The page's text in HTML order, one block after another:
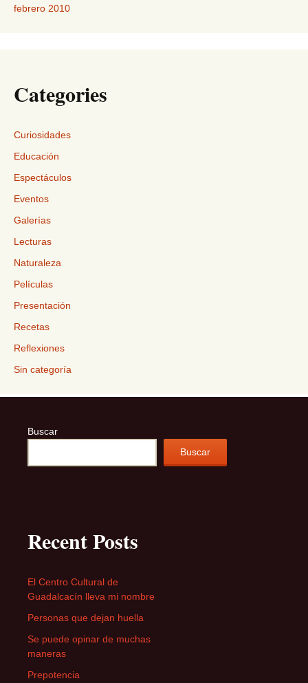
febrero 2010
Categories
Curiosidades
Educación
Espectáculos
Eventos
Galerías
Lecturas
Naturaleza
Películas
Presentación
Recetas
Reflexiones
Sin categoría
Buscar
Buscar
Recent Posts
El Centro Cultural de
Guadalcacín lleva mi nombre
Personas que dejan huella
Se puede opinar de muchas
maneras
Prepotencia